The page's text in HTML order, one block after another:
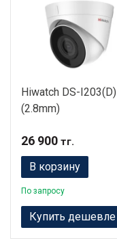
Hiwatch DS-I203(D)
(2.8mm)
26 900 тг.
В корзину
По запросу
Купить дешевле